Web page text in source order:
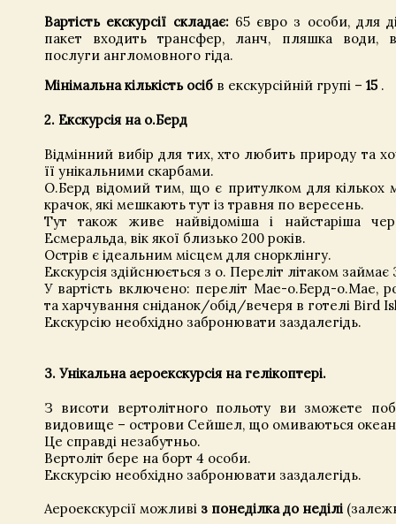
Вартість екскурсії складає:65 євро з особи, для
пакет входить трансфер, ланч, пляшка води,
послуги англомовного гіда.
Мінімальна кількість осіб в екскурсійній групі – 15.
2. Екскурсія на о.Берд
Відмінний вибір для тих, хто любить природу та
її унікальними скарбами.
О.Берд відомий тим, що є притулком для кількох
крачок, які мешкають тут із травня по вересень.
Тут також живе найвідоміша і найстаріша
Есмеральда, вік якої близько 200 років.
Острів є ідеальним місцем для снорклінгу.
Екскурсія здійснюється з о. Переліт літаком займає
У вартість включено: переліт Мае-о.Берд-о.Мае,
та харчування сніданок/обід/вечеря в готелі Bird
Екскурсію необхідно забронювати заздалегідь.
3. Унікальна аероекскурсія на гелікоптері.
З висоти вертолітного польоту ви зможете
видовище – острови Сейшел, що омиваються
Це справді незабутньо.
Вертоліт бере на борт 4 особи.
Екскурсію необхідно забронювати заздалегідь.
Аероекскурсії можливі з понеділка до неділі